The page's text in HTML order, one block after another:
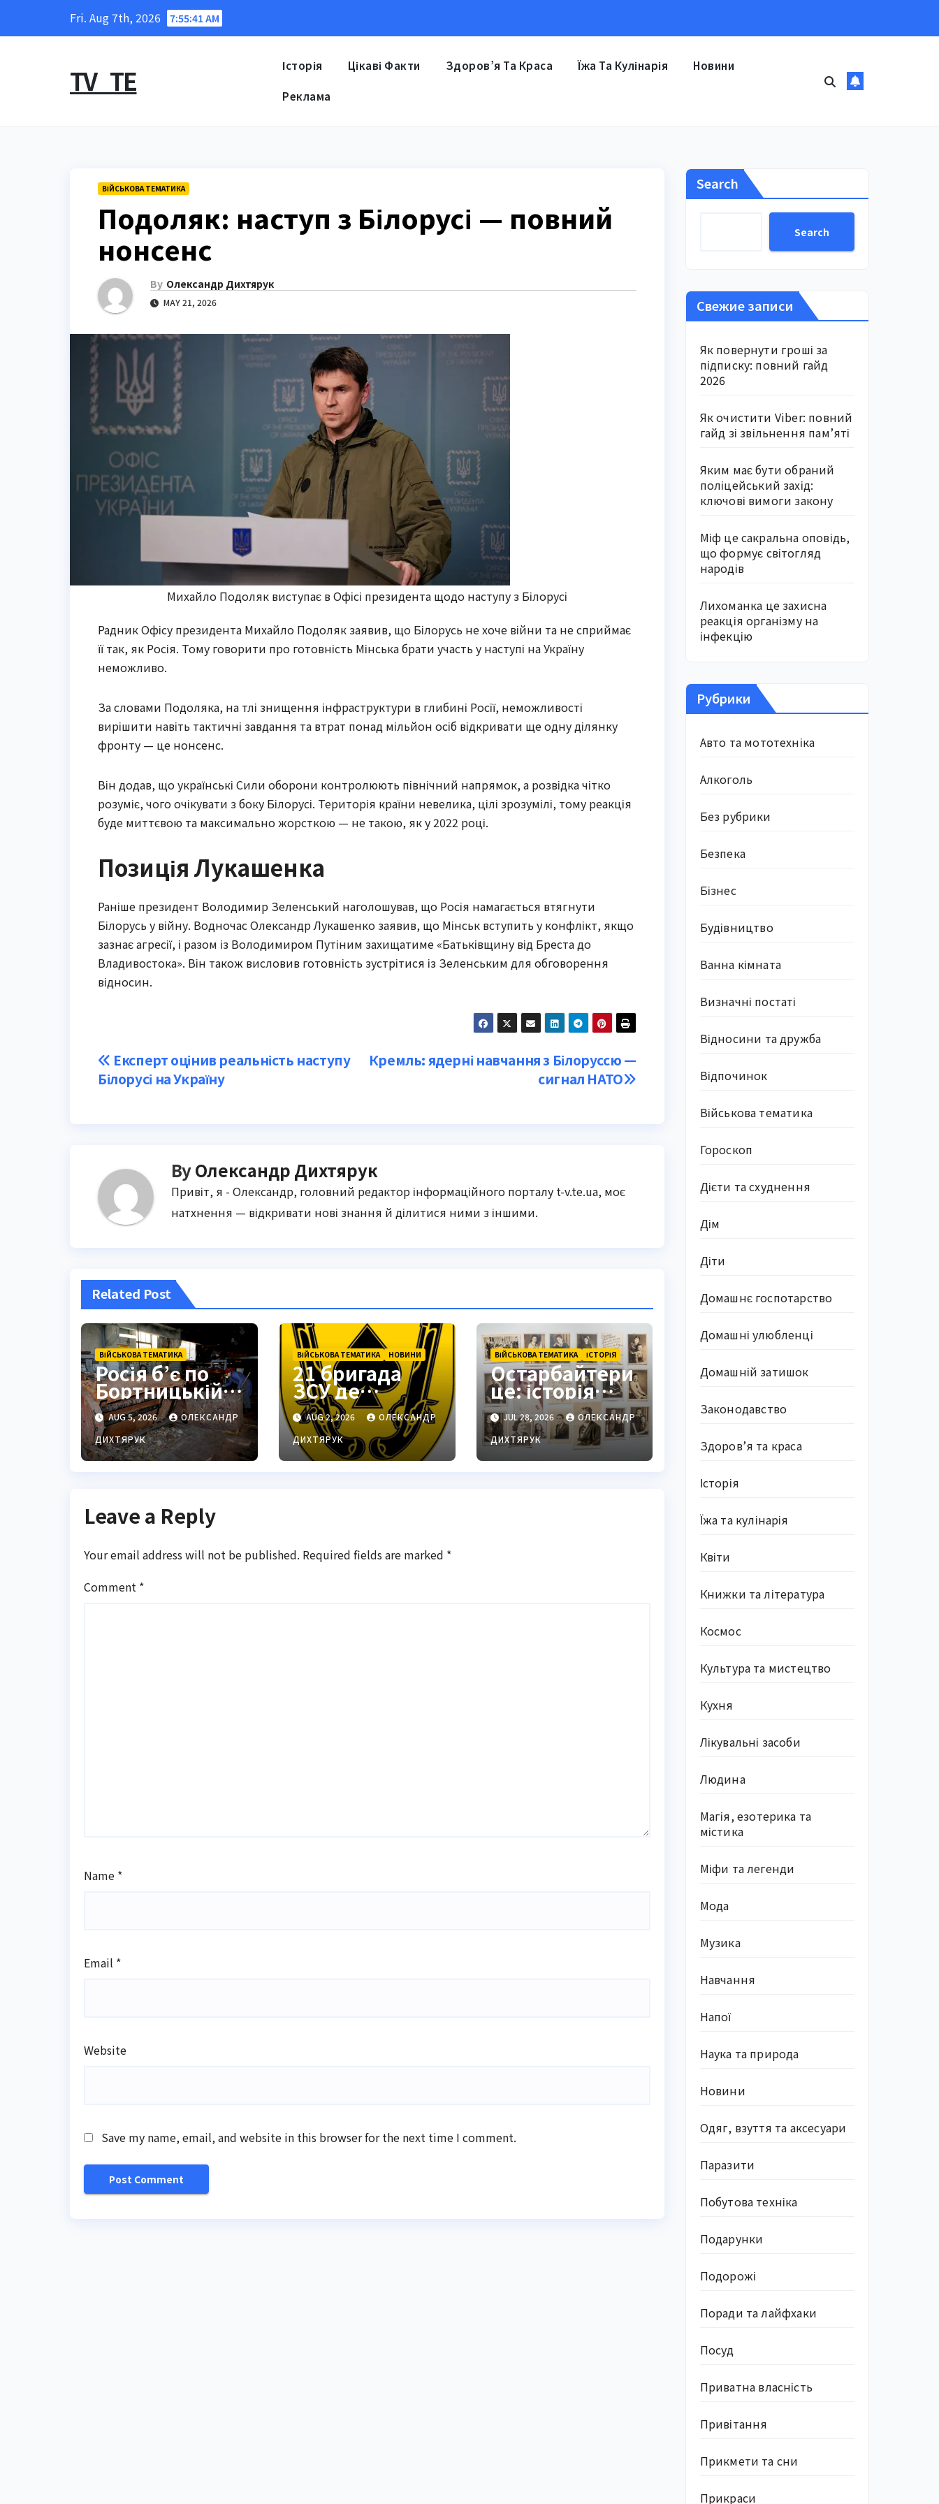
Fri. Aug 7th, 2026 7:55:42 AM
TV_TE Історія Цікаві Факти Здоров’я Та Краса Їжа Та Кулінарія Новини
Реклама
ВІЙСЬКОВА ТЕМАТИКА
Подоляк: наступ з Білорусі — повний
нонсенс
By Олександр Дихтярук
MAY 21, 2026
Михайло Подоляк виступає в Офісі президента щодо наступу з Білорусі
Радник Офісу президента Михайло Подоляк заявив, що Білорусь не хоче війни та не сприймає
її так, як Росія. Тому говорити про готовність Мінська брати участь у наступі на Україну
неможливо.
За словами Подоляка, на тлі знищення інфраструктури в глибині Росії, неможливості
вирішити навіть тактичні завдання та втрат понад мільйон осіб відкривати ще одну ділянку
фронту — це нонсенс.
Він додав, що українські Сили оборони контролюють північний напрямок, а розвідка чітко
розуміє, чого очікувати з боку Білорусі. Територія країни невелика, цілі зрозумілі, тому реакція
буде миттєвою та максимально жорсткою — не такою, як у 2022 році.
Позиція Лукашенка
Раніше президент Володимир Зеленський наголошував, що Росія намагається втягнути
Білорусь у війну. Водночас Олександр Лукашенко заявив, що Мінськ вступить у конфлікт, якщо
зазнає агресії, і разом із Володимиром Путіним захищатиме «Батьківщину від Бреста до
Владивостока». Він також висловив готовність зустрітися із Зеленським для обговорення
відносин.
Post
navigation
Кремль: ядерні навчання з Білоруссю —
сигнал НАТО
Експерт оцінив реальність наступу
Білорусі на Україну
ByОлександр Дихтярук
Привіт, я - Олександр, головний редактор інформаційного порталу t-v.te.ua, моє
натхнення — відкривати нові знання й ділитися ними з іншими.
Related Post
ВІЙСЬКОВА ТЕМАТИКА
Росія б’є по
Бортницькій
станції:
експерт
попередив
про
AUG 5, 2026
ОЛЕКСАНДР
ДИХТЯРУК
ВІЙСЬКОВА ТЕМАТИКА НОВИНИ
21 бригада
ЗСУ де
знаходиться:
Подільськ як
стратегічний
центр
AUG 2, 2026
ОЛЕКСАНДР
ДИХТЯРУК
ВІЙСЬКОВА ТЕМАТИКА ІСТОРІЯ
Остарбайтери
це: історія
примусової
праці
українців
JUL 28, 2026
ОЛЕКСАНДР
ДИХТЯРУК
Leave a Reply
Your email address will not be published. Required fields are marked *
Comment *
Name *
Email *
Website
Save my name, email, and website in this browser for the next time I comment.
Search
Search
Свежие записи
Як повернути гроші за
підписку: повний гайд
2026
Як очистити Viber: повний
гайд зі звільнення пам’яті
Яким має бути обраний
поліцейський захід:
ключові вимоги закону
Міф це сакральна оповідь,
що формує світогляд
народів
Лихоманка це захисна
реакція організму на
інфекцію
Рубрики
Авто та мототехніка
Алкоголь
Без рубрики
Безпека
Бізнес
Будівництво
Ванна кімната
Визначні постаті
Відносини та дружба
Відпочинок
Військова тематика
Гороскоп
Дієти та схуднення
Дім
Діти
Домашнє госпотарство
Домашні улюбленці
Домашній затишок
Законодавство
Здоров’я та краса
Історія
Їжа та кулінарія
Квіти
Книжки та література
Космос
Культура та мистецтво
Кухня
Лікувальні засоби
Людина
Магія, езотерика та
містика
Міфи та легенди
Мода
Музика
Навчання
Напої
Наука та природа
Новини
Одяг, взуття та аксесуари
Паразити
Побутова техніка
Подарунки
Подорожі
Поради та лайфхаки
Посуд
Приватна власність
Привітання
Прикмети та сни
Прикраси